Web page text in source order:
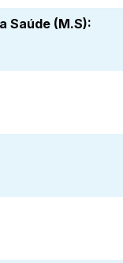
Saúde (M.S):